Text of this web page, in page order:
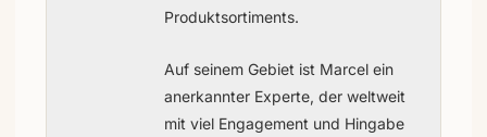
Produktsortiments.
Auf seinem Gebiet ist Marcel ein
anerkannter Experte, der weltweit
mit viel Engagement und Hingabe